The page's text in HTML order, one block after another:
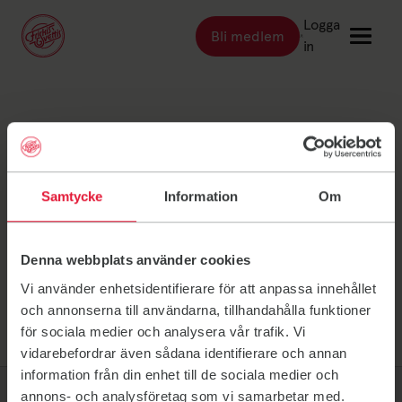
Samtycke Information Om
Denna webbplats använder cookies
Vi använder enhetsidentifierare för att anpassa innehållet
och annonserna till användarna, tillhandahålla funktioner
för sociala medier och analysera vår trafik. Vi
vidarebefordrar även sådana identifierare och annan
information från din enhet till de sociala medier och
annons- och analysföretag som vi samarbetar med.
Länk till: Bli medlem
Bli medlem
Logga
in
Länk till: Träna
Träna
Länk till: Träningsställen
Träningsställen
Länk till: Event & kurser
Event & kurser
Länk till: Schema
Schema
Logga in
Stockholm Tina
Sundström